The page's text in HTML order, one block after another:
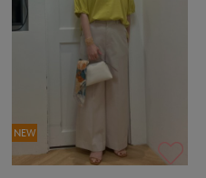
NEW